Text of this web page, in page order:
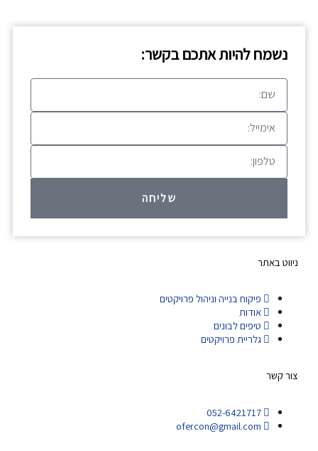
נשמח להיות אתכם בקשר:
שם
אימייל
טלפון
שליחה
ניווט באתר
פיקוח בנייה וניהול פרויקטים
אודות
טיפים לבונים
גלריית פרויקטים
צור קשר
052-6421717
ofercon@gmail.com